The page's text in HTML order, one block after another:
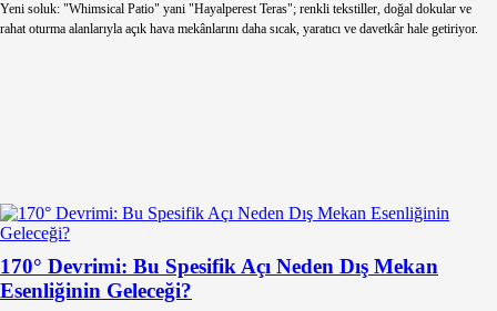
Yeni soluk: "Whimsical Patio" yani "Hayalperest Teras"; renkli tekstiller, doğal dokular ve
rahat oturma alanlarıyla açık hava mekânlarını daha sıcak, yaratıcı ve davetkâr hale getiriyor.
170° Devrimi: Bu Spesifik Açı Neden Dış Mekan
Esenliğinin Geleceği?